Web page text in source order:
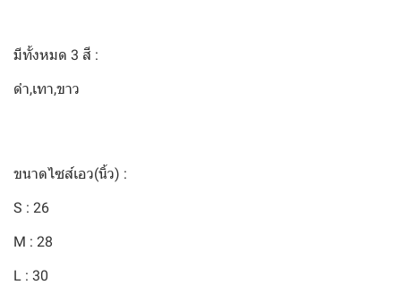
มีทั้งหมด 3 สี :
ดำ,เทา,ขาว
ขนาดไซส์เอว(นิ้ว) :
S : 26
M : 28
L : 30